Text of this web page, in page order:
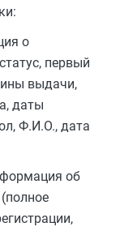
о
первый
выдачи,
даты
Ф.И.О., дата
об